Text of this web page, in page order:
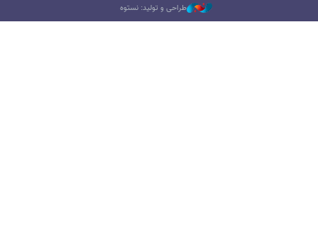
طراحی و تولید: نستوه